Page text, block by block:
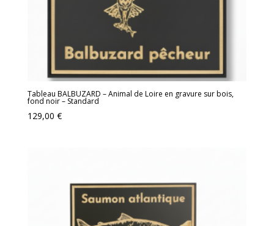
Tableau BALBUZARD – Animal de Loire en gravure sur bois,
fond noir – Standard
129,00 €